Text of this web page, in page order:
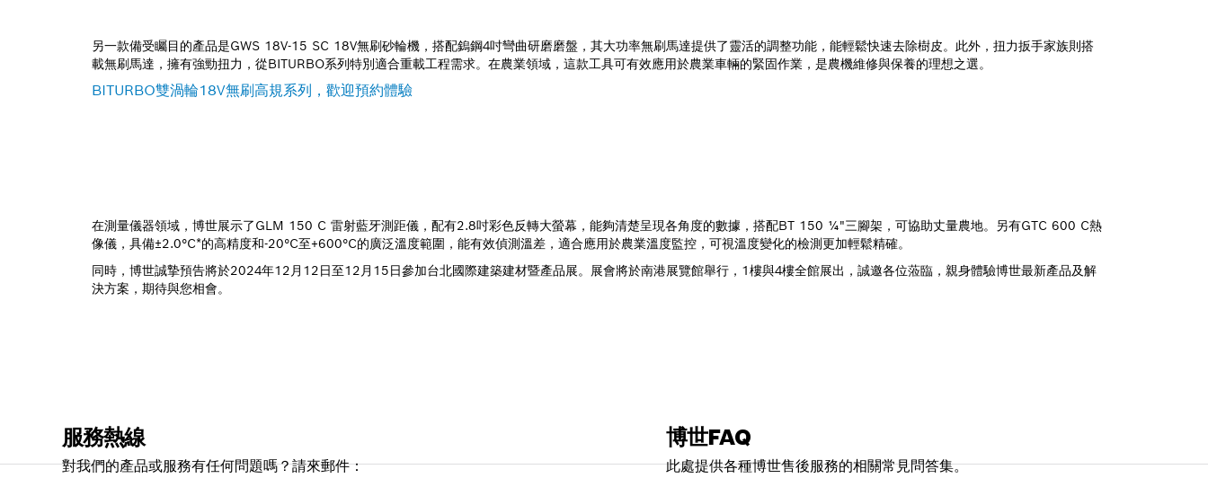
另一款備受矚目的產品是GWS 18V-15 SC 18V無刷砂輪機，搭配鎢鋼4吋彎曲研磨磨盤，其大功率無刷馬達提供了靈活的調整功能，能輕鬆快速去除樹皮。此外，扭力扳手家族則搭
載無刷馬達，擁有強勁扭力，從BITURBO系列特別適合重載工程需求。在農業領域，這款工具可有效應用於農業車輛的緊固作業，是農機維修與保養的理想之選。
BITURBO雙渦輪18V無刷高規系列，歡迎預約體驗
在測量儀器領域，博世展示了GLM 150 C 雷射藍牙測距儀，配有2.8吋彩色反轉大螢幕，能夠清楚呈現各角度的數據，搭配BT 150 ¼"三腳架，可協助丈量農地。另有GTC 600 C熱
像儀，具備±2.0°C*的高精度和-20°C至+600°C的廣泛溫度範圍，能有效偵測溫差，適合應用於農業溫度監控，可視溫度變化的檢測更加輕鬆精確。
同時，博世誠摯預告將於2024年12月12日至12月15日參加台北國際建築建材暨產品展。展會將於南港展覽館舉行，1樓與4樓全館展出，誠邀各位蒞臨，親身體驗博世最新產品及解
決方案，期待與您相會。
服務熱線
對我們的產品或服務有任何問題嗎？請來郵件：
博世FAQ
此處提供各種博世售後服務的相關常見問答集。